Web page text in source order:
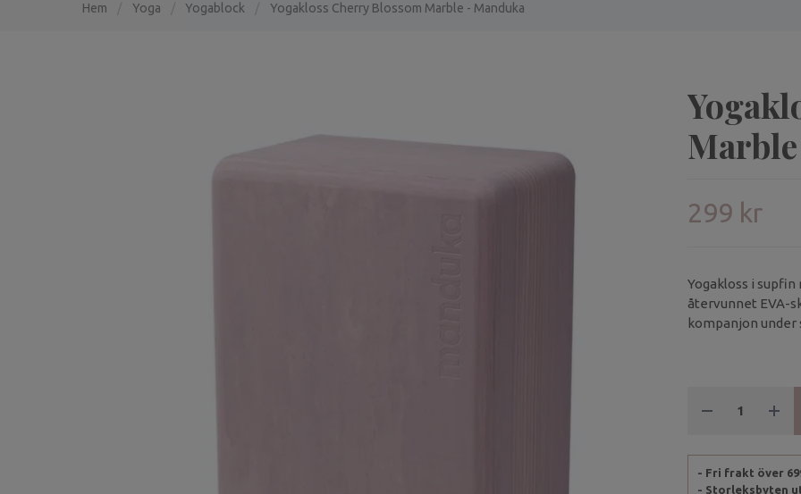
Hem Yoga Yogablock Yogakloss Cherry Blossom Marble - Manduka
299 kr
Yogakloss i
återvunnet EVA-
kompanjon
- Fri frakt över
- Storleksbyten